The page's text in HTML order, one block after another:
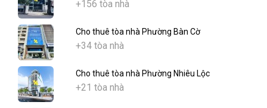
+156 tòa nhà
Cho thuê tòa nhà Phường Bàn Cờ
+34 tòa nhà
Cho thuê tòa nhà Phường Nhiêu Lộc
+21 tòa nhà